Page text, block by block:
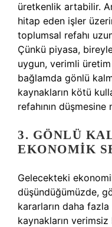
üretkenlik artabilir.
hitap eden işler
toplumsal refahı
Çünkü piyasa,
uygun, verimli üretim
bağlamda gönlü
kaynakların kötü
refahının
3. GÖNLÜ
EKONOMIK
Gelecekteki
düşündüğümüzde,
kararların daha
kaynakların verimsiz